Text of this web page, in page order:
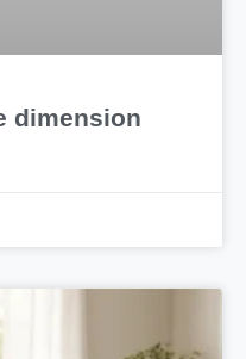
dimension